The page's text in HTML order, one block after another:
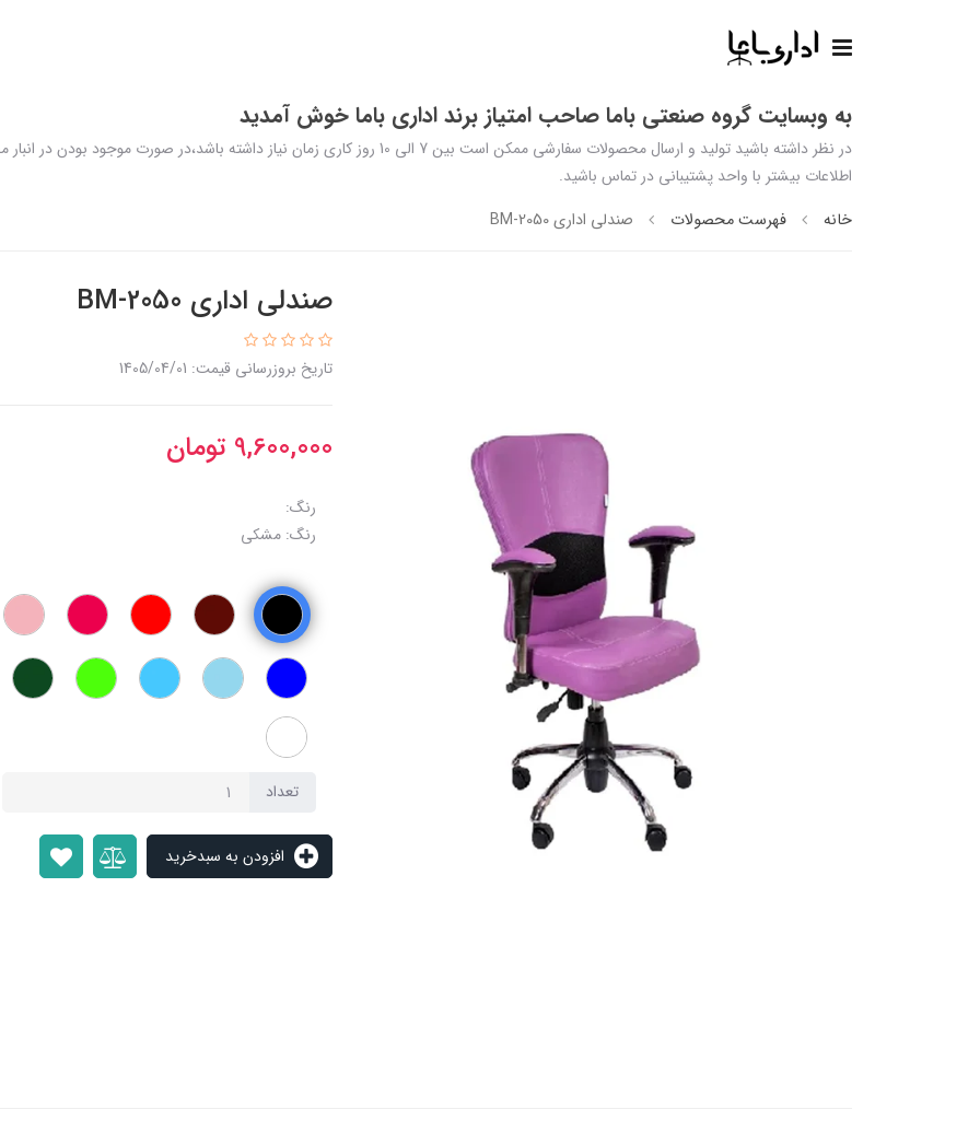
به وبسایت گروه صنعتی باما صاحب امتیاز برند اداری باما خوش آمدید
در نظر داشته باشید تولید و ارسال محصولات سفارشی ممکن است بین 7 الی 10 روز کاری زمان نیاز
اطلاعات بیشتر با واحد پشتیبانی در تماس باشید.
خانه فهرست محصولات صندلی اداری BM-2050
صندلی اداری BM-2050
تاریخ بروزرسانی قیمت: 1405/04/01
9,600,000 تومان
رنگ:
رنگ: مشکی
تعداد